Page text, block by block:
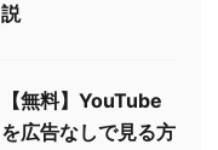
説
【無料】YouTube
を広告なしで見る方